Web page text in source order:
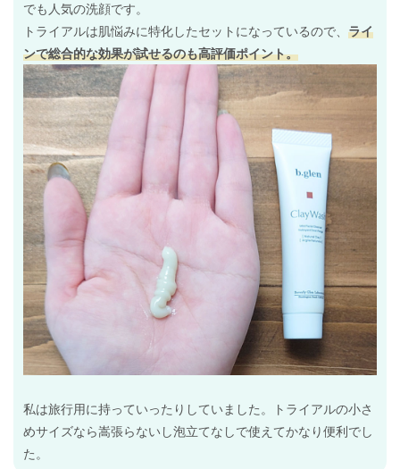
でも人気の洗顔です。
トライアルは肌悩みに特化したセットになっているので、 ライ
ンで総合的な効果が試せるのも高評価ポイント。
私は旅行用に持っていったりしていました。トライアルの小さ
めサイズなら嵩張らないし泡立てなしで使えてかなり便利でし
た。